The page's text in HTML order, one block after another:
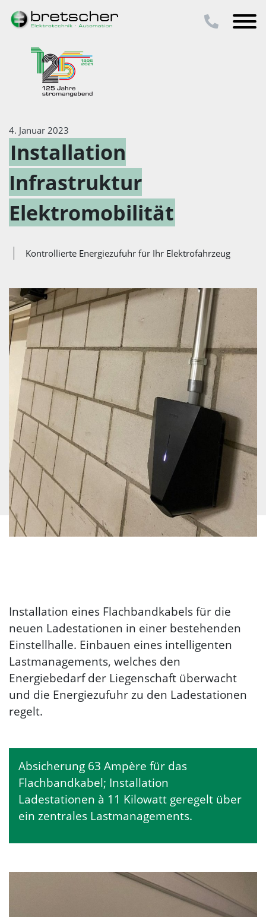
4. Januar 2023
Installation
Infrastruktur
Elektromobilität
Kontrollierte Energiezufuhr für Ihr Elektrofahrzeug
Installation eines Flachbandkabels für die
neuen Ladestationen in einer bestehenden
Einstellhalle. Einbauen eines intelligenten
Lastmanagements, welches den
Energiebedarf der Liegenschaft überwacht
und die Energiezufuhr zu den Ladestationen
regelt.
Absicherung 63 Ampère für das
Flachbandkabel; Installation
Ladestationen à 11 Kilowatt geregelt über
ein zentrales Lastmanagements.